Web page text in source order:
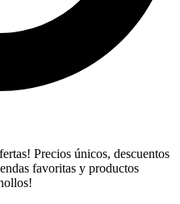
Precios únicos, descuentos
favoritas y productos